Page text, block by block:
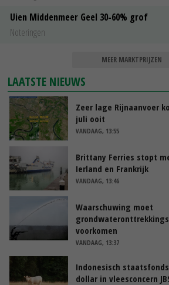
Uien Middenmeer Geel 30-60% grof
Noteringen
MEER MARKTPRIJZEN
LAATSTE NIEUWS
Zeer lage Rijnaanvoer
juli ooit
VANDAAG, 13:55
Brittany Ferries stopt
Ierland en Frankrijk
VANDAAG, 13:46
Waarschuwing moet
voorkomen
VANDAAG, 13:37
Indonesisch
dollar in vleesconcern